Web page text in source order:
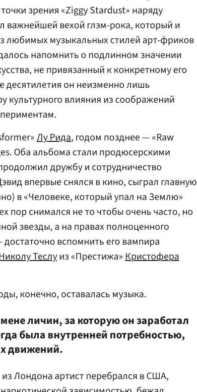
зрения «Ziggy Stardust» наряду
важнейшей вехой глэм-рока, который и
любимых музыкальных стилей арт-фриков
напомнить о подлинном значении
не привязанный к конкретному его
десятилетия он неизменно лишь
культурного влияния из соображений
Лу Рида, годом позднее — «Raw
Оба альбома стали продюсерскими
дружбу и сотрудничество
впервые снялся в кино, сыграл главную
в «Человеке, который упал на Землю»
пор снимался не то чтобы очень часто, но
звезды, а на правах полноценного
вспомнить его вампира
Теслуиз «Престижа»Кристофера
конечно, оставалась музыка.
личин, за которую он заработал
была внутренней потребностью,
движений.
Лондона артист перебрался в США,